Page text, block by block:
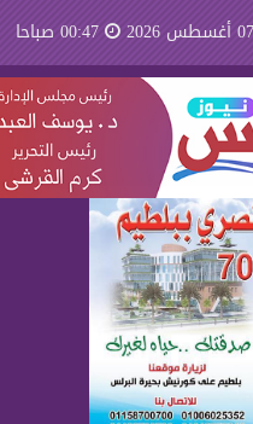
00:47 صباحا